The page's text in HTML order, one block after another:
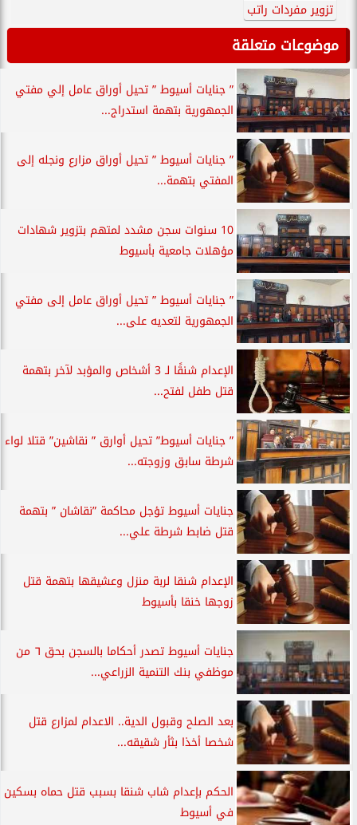
تزوير مفردات راتب
موضوعات متعلقة
” جنايات أسيوط ” تحيل أوراق عامل إلي مفتي
الجمهورية بتهمة استدراج...
” جنايات أسيوط ” تحيل أوراق مزارع ونجله إلى
المفتي بتهمة...
10 سنوات سجن مشدد لمتهم بتزوير شهادات
مؤهلات جامعية بأسيوط
” جنايات أسيوط ” تحيل أوراق عامل إلى مفتي
الجمهورية لتعديه على...
الإعدام شنقًا لـ 3 أشخاص والمؤبد لآخر بتهمة
قتل طفل لفتح...
” جنايات أسيوط” تحيل أوارق ” نقاشين” قتلا لواء
شرطة سابق وزوجته...
جنايات أسيوط تؤجل محاكمة ”نقاشان ” بتهمة
قتل ضابط شرطة علي...
الإعدام شنقا لربة منزل وعشيقها بتهمة قتل
زوجها خنقا بأسيوط
جنايات أسيوط تصدر أحكاما بالسجن بحق ٦ من
موظفي بنك التنمية الزراعي...
بعد الصلح وقبول الدية.. الاعدام لمزارع قتل
شخصا أخذا بثأر شقيقه...
الحكم بإعدام شاب شنقا بسبب قتل حماه بسكين
في أسيوط